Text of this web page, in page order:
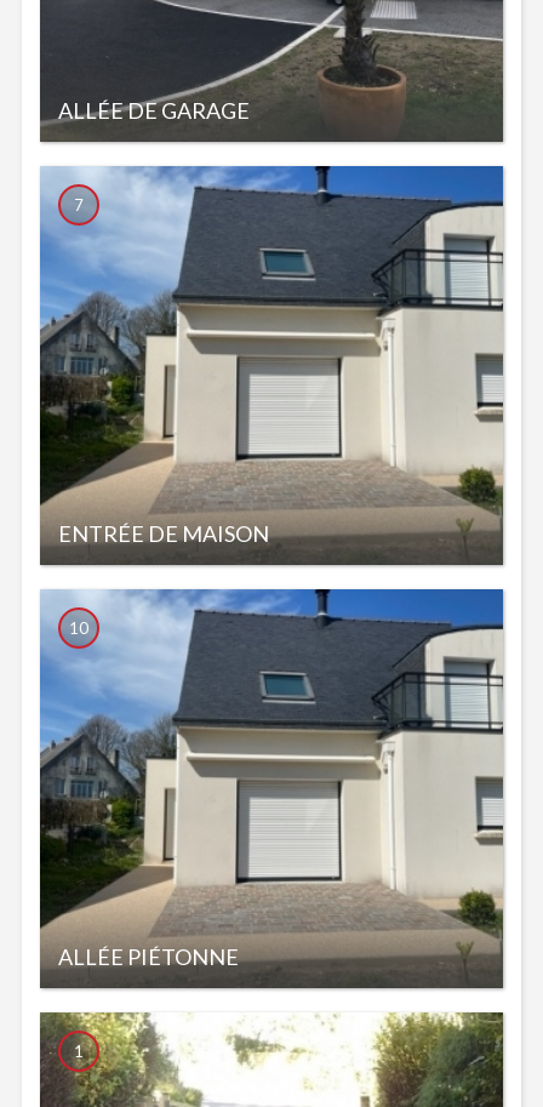
ALLÉE DE GARAGE
ENTRÉE DE MAISON
7
ALLÉE PIÉTONNE
10
1